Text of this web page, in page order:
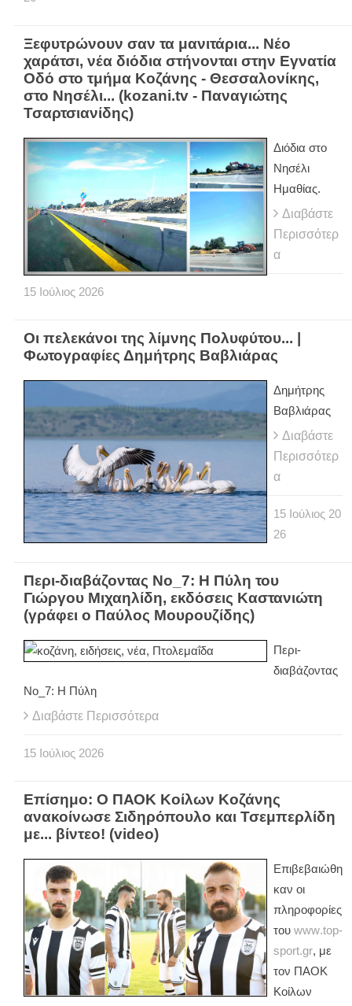
Ξεφυτρώνουν σαν τα μανιτάρια... Νέο
χαράτσι, νέα διόδια στήνονται στην Εγνατία
Οδό στο τμήμα Κοζάνης - Θεσσαλονίκης,
στο Νησέλι... (kozani.tv - Παναγιώτης
Τσαρτσιανίδης)
Διόδια στο
Νησέλι
Ημαθίας.
Διαβάστε
Περισσότερ
α
15 Ιούλιος 2026
Οι πελεκάνοι της λίμνης Πολυφύτου... |
Φωτογραφίες Δημήτρης Βαβλιάρας
Δημήτρης
Βαβλιάρας
Διαβάστε
Περισσότερ
α
15 Ιούλιος 20
26
Περι-διαβάζοντας Νο_7: Η Πύλη του
Γιώργου Μιχαηλίδη, εκδόσεις Καστανιώτη
(γράφει ο Παύλος Μουρουζίδης)
Περι-
διαβάζοντας
Νο_7: Η Πύλη
Διαβάστε Περισσότερα
15 Ιούλιος 2026
Επίσημο: Ο ΠΑΟΚ Κοίλων Κοζάνης
ανακοίνωσε Σιδηρόπουλο και Τσεμπερλίδη
με... βίντεο! (video)
Επιβεβαιώθη
καν οι
πληροφορίες
του www.top-
sport.gr, με
τον ΠΑΟΚ
Κοίλων